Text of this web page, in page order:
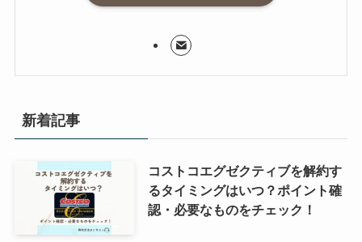
新着記事
コストコエグゼクティブを解約す
るタイミングはいつ？ポイント確
認・必要なものをチェック！